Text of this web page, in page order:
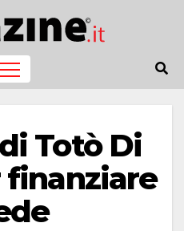
Totò Di
finanziare